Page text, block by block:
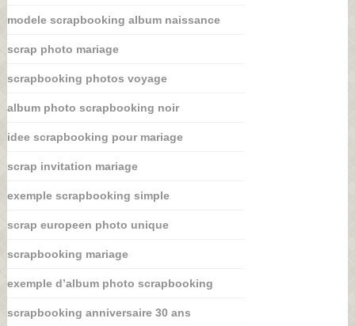
modele scrapbooking album naissance
scrap photo mariage
scrapbooking photos voyage
album photo scrapbooking noir
idee scrapbooking pour mariage
scrap invitation mariage
exemple scrapbooking simple
scrap europeen photo unique
scrapbooking mariage
exemple d’album photo scrapbooking
scrapbooking anniversaire 30 ans